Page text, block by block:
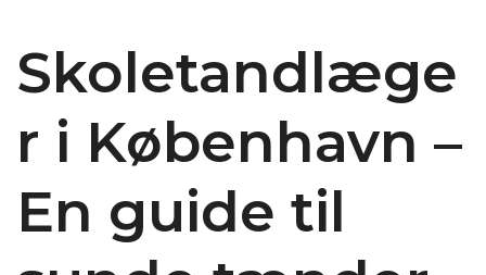
Skoletandlæge
r i København –
En guide til